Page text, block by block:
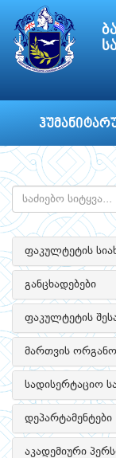
ფაკულტეტის
განცხადებები
ფაკულტეტის
მართვის
სადისერტაციო
დეპარტამენტები
აკადემიური